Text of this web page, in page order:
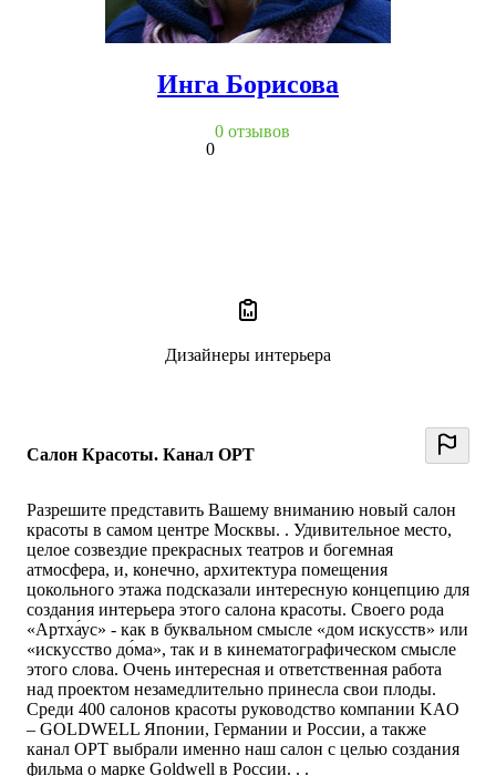
Салон Красоты. Канал ОРТ
Разрешите представить Вашему вниманию новый салон
красоты в самом центре Москвы. . Удивительное место,
целое созвездие прекрасных театров и богемная
атмосфера, и, конечно, архитектура помещения
цокольного этажа подсказали интересную концепцию для
создания интерьера этого салона красоты. Своего рода
«Артха́ус» - как в буквальном смысле «дом искусств» или
«искусство до́ма», так и в кинематографическом смысле
этого слова. Очень интересная и ответственная работа
над проектом незамедлительно принесла свои плоды.
Среди 400 салонов красоты руководство компании KAO
– GOLDWELL Японии, Германии и России, а также
канал ОРТ выбрали именно наш салон с целью создания
фильма о марке Goldwell в России. . .
Инга Борисова
0
0 отзывов
Дизайнеры интерьера